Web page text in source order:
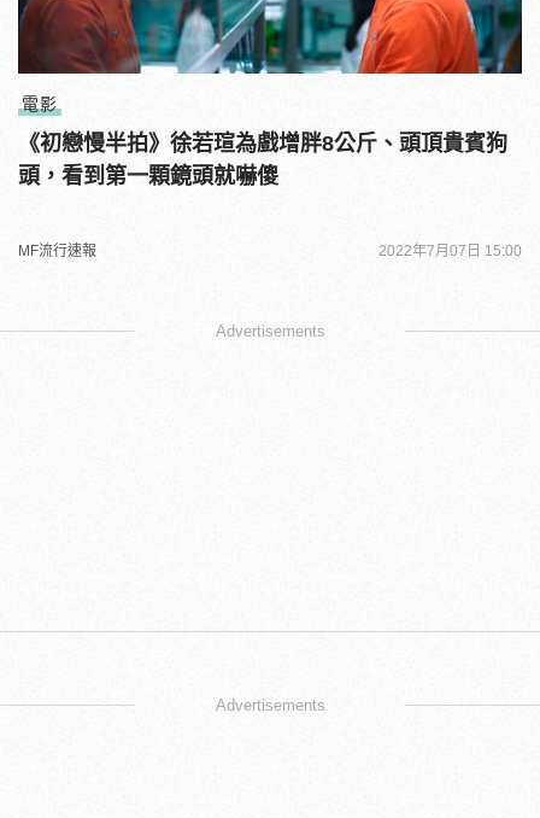
電影
《初戀慢半拍》徐若瑄為戲增胖8公斤、頭頂貴賓狗
頭，看到第一顆鏡頭就嚇傻
MF流行速報 2022年7月07日 15:00
Advertisements
Advertisements